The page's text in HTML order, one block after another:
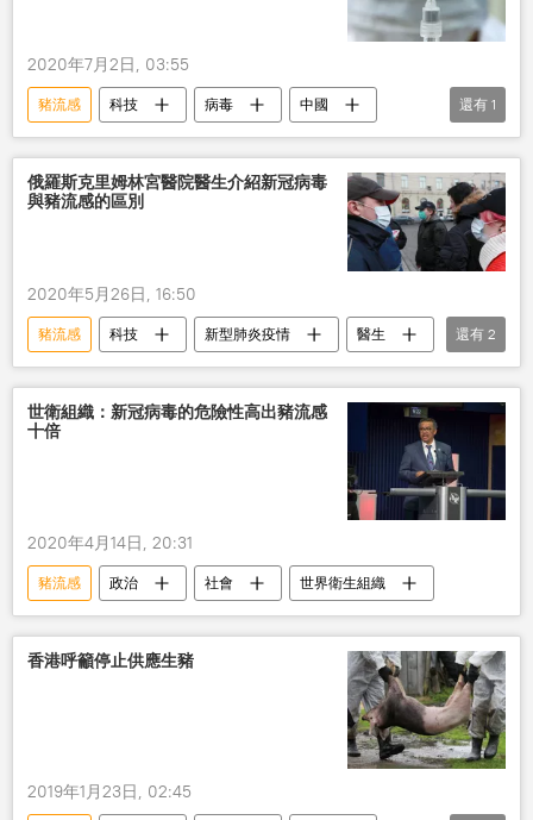
2020年7月2日, 03:55
豬流感 科技 病毒
中國
世界衛生組織
還有 1
俄羅斯克里姆林宮醫院醫生介紹新冠病毒
與豬流感的區別
2020年5月26日, 16:50
豬流感 科技 新型肺炎疫情
醫生
新冠病毒
俄羅斯
還有 2
世衛組織：新冠病毒的危險性高出豬流感
十倍
2020年4月14日, 20:31
豬流感 政治 社會 世界衛生組織
香港呼籲停止供應生豬
2019年1月23日, 02:45